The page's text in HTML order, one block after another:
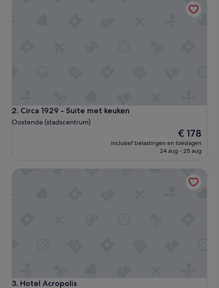
2. Circa 1929 - Suite met keuken
Circa 1929 - Suite met keuken
Oostende (stadscentrum)
De
prijs
is
€ 178
inclusief belastingen en toeslagen
24 aug - 25 aug
3. Hotel Acropolis
Hotel Acropolis